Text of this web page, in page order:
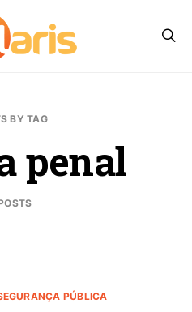
BY TAG
penal
PÚBLICA